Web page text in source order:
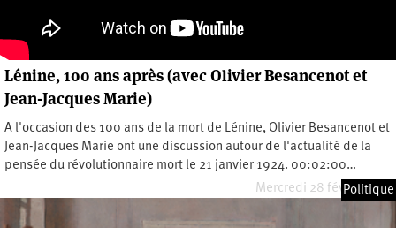
Lénine, 100 ans après (avec Olivier Besancenot et
Jean-Jacques Marie)
A l'occasion des 100 ans de la mort de Lénine, Olivier Besancenot et
Jean-Jacques Marie ont une discussion autour de l'actualité de la
pensée du révolutionnaire mort le 21 janvier 1924. 00:02:00…
Mercredi 28 février 2024
Politique